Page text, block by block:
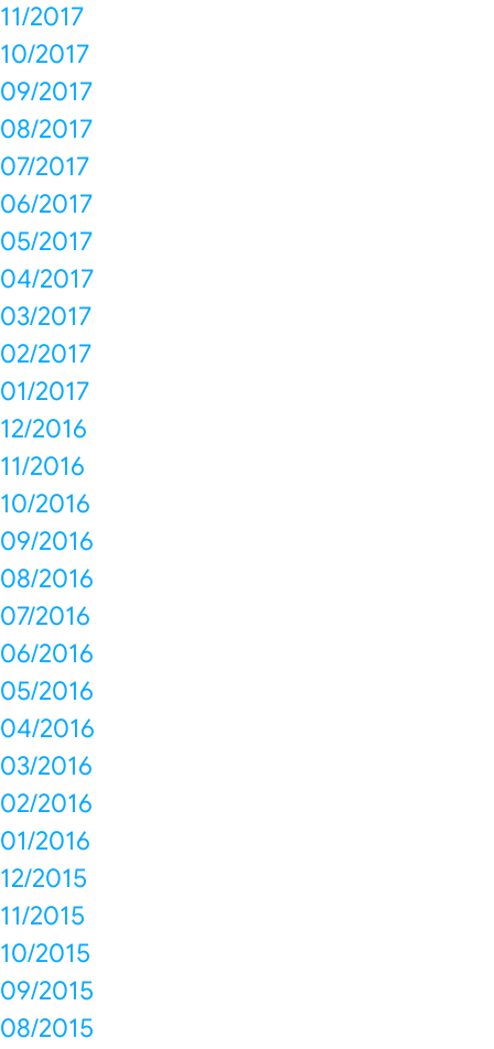
11/2017
10/2017
09/2017
08/2017
07/2017
06/2017
05/2017
04/2017
03/2017
02/2017
01/2017
12/2016
11/2016
10/2016
09/2016
08/2016
07/2016
06/2016
05/2016
04/2016
03/2016
02/2016
01/2016
12/2015
11/2015
10/2015
09/2015
08/2015